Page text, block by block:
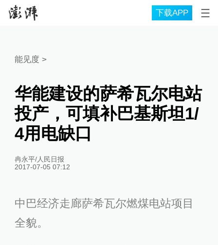
下载APP
能见度 >
华能建设的萨希瓦尔电站
投产，可填补巴基斯坦1/
4用电缺口
冉永平/人民日报
2017-07-05 07:12
中巴经济走廊萨希瓦尔燃煤电站项目
全貌。